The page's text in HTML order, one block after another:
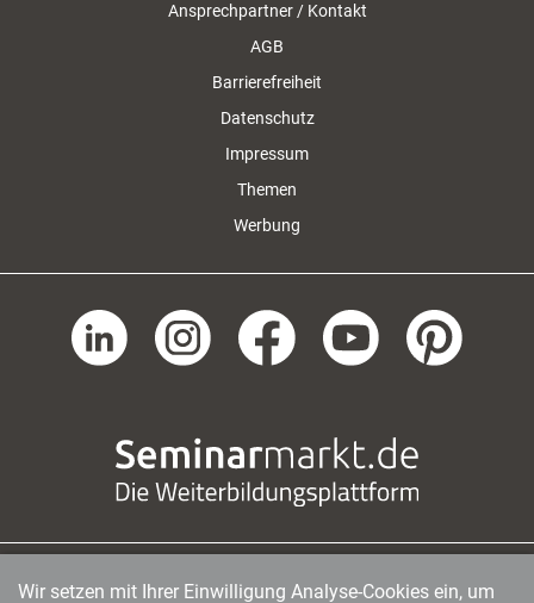
Ansprechpartner / Kontakt
AGB
Barrierefreiheit
Datenschutz
Impressum
Themen
Werbung
managerSeminare Verlags GmbH | Endenicher Str. 41 |
Wir setzen mit Ihrer Einwilligung Analyse-Cookies ein, um